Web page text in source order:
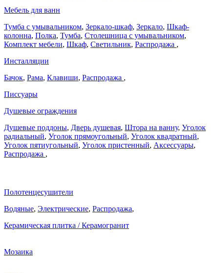
Мебель для ванн
Тумба с умывальником, Зеркало-шкаф, Зеркало, Шкаф-
колонна, Полка, Тумба, Столешница с умывальником,
Комплект мебели, Шкаф, Светильник, Распродажа ,
Инсталляции
Бачок, Рама, Клавиши, Распродажа ,
Писсуары
Душевые ограждения
Душевые поддоны, Дверь душевая, Штора на ванну, Уголок
радиальный, Уголок прямоугольный, Уголок квадратный,
Уголок пятиугольный, Уголок пристенный, Аксессуары,
Распродажа ,
Полотенцесушители
Водяные, Электрические, Распродажа,
Керамическая плитка / Керамогранит
Мозаика